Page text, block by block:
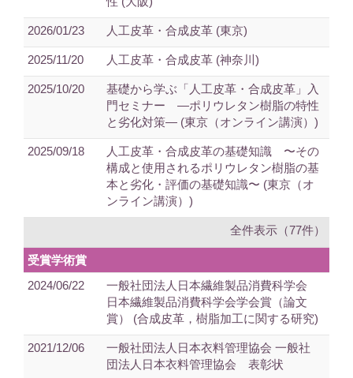
2026/01/23 人工皮革・合成皮革 (東京)
2025/11/20 人工皮革・合成皮革 (神奈川)
2025/10/20
基礎から学ぶ「人工皮革・合成皮革」入
門セミナー ―ポリウレタン樹脂の特性
と劣化対策― (東京（オンライン講演）)
2025/09/18
人工皮革・合成皮革の基礎知識 〜その
構成と使用されるポリウレタン樹脂の基
本と劣化・評価の基礎知識〜 (東京（オ
ンライン講演）)
全件表示（77件）
受賞学術賞
2024/06/22
一般社団法人日本繊維製品消費科学会
日本繊維製品消費科学会学会賞（論文
賞） (合成皮革，樹脂加工に関する研究)
2021/12/06
一般社団法人日本衣料管理協会 一般社
団法人日本衣料管理協会 表彰状